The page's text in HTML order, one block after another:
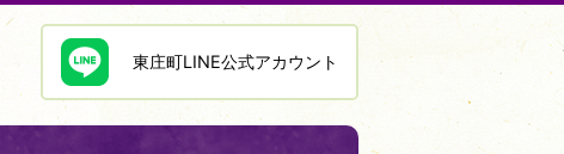
東庄町LINE公式アカウント